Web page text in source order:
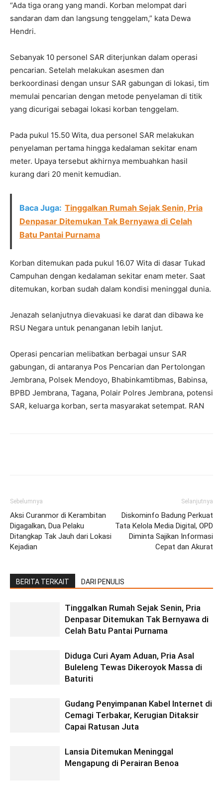
“Ada tiga orang yang mandi. Korban melompat dari
sandaran dam dan langsung tenggelam,” kata Dewa
Hendri.
Sebanyak 10 personel SAR diterjunkan dalam operasi
pencarian. Setelah melakukan asesmen dan
berkoordinasi dengan unsur SAR gabungan di lokasi, tim
memulai pencarian dengan metode penyelaman di titik
yang dicurigai sebagai lokasi korban tenggelam.
Pada pukul 15.50 Wita, dua personel SAR melakukan
penyelaman pertama hingga kedalaman sekitar enam
meter. Upaya tersebut akhirnya membuahkan hasil
kurang dari 20 menit kemudian.
Baca Juga: Tinggalkan Rumah Sejak Senin, Pria
Denpasar Ditemukan Tak Bernyawa di Celah
Batu Pantai Purnama
Korban ditemukan pada pukul 16.07 Wita di dasar Tukad
Campuhan dengan kedalaman sekitar enam meter. Saat
ditemukan, korban sudah dalam kondisi meninggal dunia.
Jenazah selanjutnya dievakuasi ke darat dan dibawa ke
RSU Negara untuk penanganan lebih lanjut.
Operasi pencarian melibatkan berbagai unsur SAR
gabungan, di antaranya Pos Pencarian dan Pertolongan
Jembrana, Polsek Mendoyo, Bhabinkamtibmas, Babinsa,
BPBD Jembrana, Tagana, Polair Polres Jembrana, potensi
SAR, keluarga korban, serta masyarakat setempat. RAN
Sebelumnya
Aksi Curanmor di Kerambitan
Digagalkan, Dua Pelaku
Ditangkap Tak Jauh dari Lokasi
Kejadian
Selanjutnya
Diskominfo Badung Perkuat
Tata Kelola Media Digital, OPD
Diminta Sajikan Informasi
Cepat dan Akurat
BERITA TERKAIT DARI PENULIS
Tinggalkan Rumah Sejak Senin, Pria
Denpasar Ditemukan Tak Bernyawa di
Celah Batu Pantai Purnama
Diduga Curi Ayam Aduan, Pria Asal
Buleleng Tewas Dikeroyok Massa di
Baturiti
Gudang Penyimpanan Kabel Internet di
Cemagi Terbakar, Kerugian Ditaksir
Capai Ratusan Juta
Lansia Ditemukan Meninggal
Mengapung di Perairan Benoa